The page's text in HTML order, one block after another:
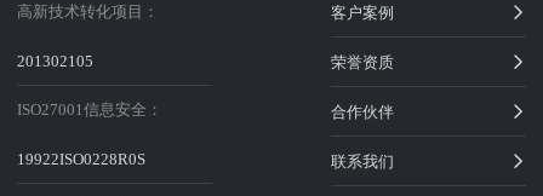
高新技术转化项目：
201302105
ISO27001信息安全：
19922ISO0228R0S
客户案例
荣誉资质
合作伙伴
联系我们